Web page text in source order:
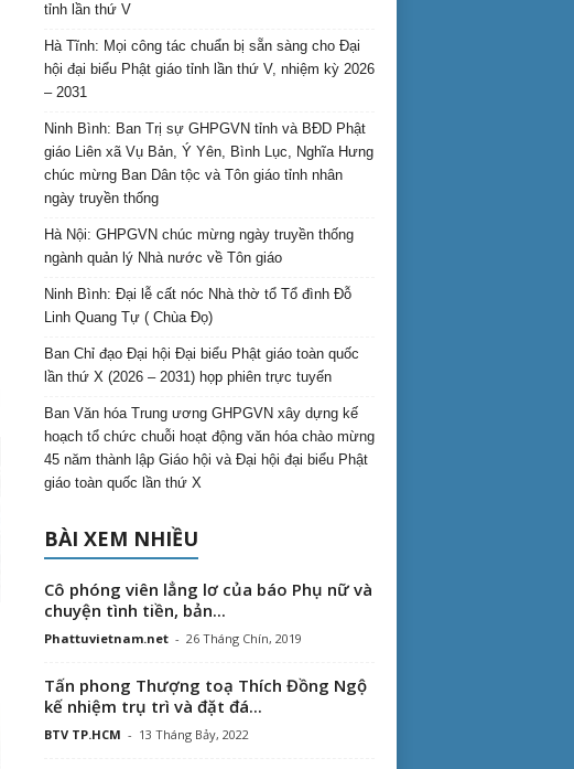
tỉnh lần thứ V
Hà Tĩnh: Mọi công tác chuẩn bị sẵn sàng cho Đại
hội đại biểu Phật giáo tỉnh lần thứ V, nhiệm kỳ 2026
– 2031
Ninh Bình: Ban Trị sự GHPGVN tỉnh và BĐD Phật
giáo Liên xã Vụ Bản, Ý Yên, Bình Lục, Nghĩa Hưng
chúc mừng Ban Dân tộc và Tôn giáo tỉnh nhân
ngày truyền thống
Hà Nội: GHPGVN chúc mừng ngày truyền thống
ngành quản lý Nhà nước về Tôn giáo
Ninh Bình: Đại lễ cất nóc Nhà thờ tổ Tổ đình Đỗ
Linh Quang Tự ( Chùa Đọ)
Ban Chỉ đạo Đại hội Đại biểu Phật giáo toàn quốc
lần thứ X (2026 – 2031) họp phiên trực tuyến
Ban Văn hóa Trung ương GHPGVN xây dựng kế
hoạch tổ chức chuỗi hoạt động văn hóa chào mừng
45 năm thành lập Giáo hội và Đại hội đại biểu Phật
giáo toàn quốc lần thứ X
BÀI XEM NHIỀU
Cô phóng viên lẳng lơ của báo Phụ nữ và
chuyện tình tiền, bản...
Phattuvietnam.net - 26 Tháng Chín, 2019
Tấn phong Thượng toạ Thích Đồng Ngộ
kế nhiệm trụ trì và đặt đá...
BTV TP.HCM - 13 Tháng Bảy, 2022